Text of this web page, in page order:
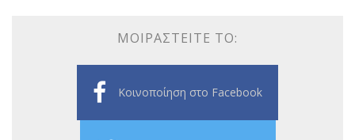
ΜΟΙΡΑΣΤΕΊΤΕ ΤΟ:
Κοινοποίηση στο Facebook